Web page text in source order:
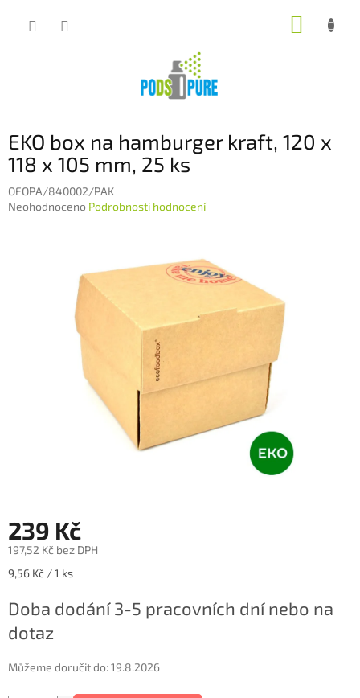
EKO box na hamburger kraft, 120 x
118 x 105 mm, 25 ks
OFOPA/840002/PAK
Průměrné
Neohodnoceno Podrobnosti hodnocení
239 Kč
197,52 Kč bez DPH
Měrná
9,56 Kč / 1 ks
Doba dodání 3-5 pracovních dní nebo na
dotaz
Můžeme doručit do:19.8.2026